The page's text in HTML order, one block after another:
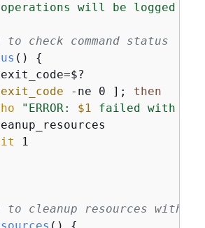
will be logged to
check command status
() {
exit_code=$?
-ne 0 ]; then
"ERROR: $1 failed with
1
to cleanup resources with